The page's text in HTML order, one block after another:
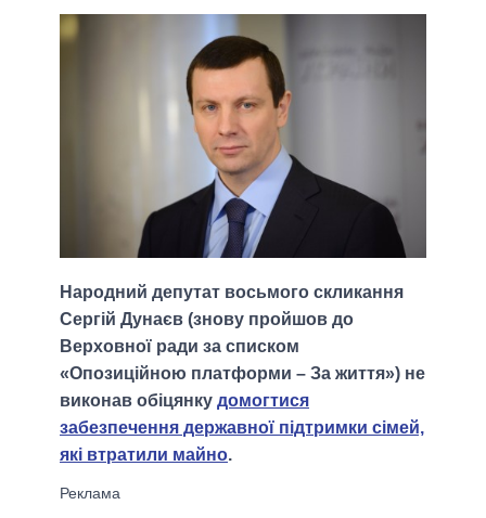
Народний депутат восьмого скликання
Сергій Дунаєв (знову пройшов до
Верховної ради за списком
«Опозиційною платформи – За життя») не
виконав обіцянку домогтися
забезпечення державної підтримки сімей,
які втратили майно.